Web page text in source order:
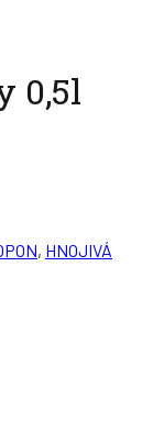
0,5l
, HNOJIVÁ